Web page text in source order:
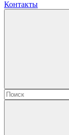
Контакты